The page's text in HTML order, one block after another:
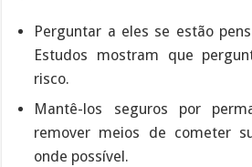
Perguntar a eles se estão
Estudos mostram que
risco.
Mantê-los seguros por
remover meios de cometer
onde possível.